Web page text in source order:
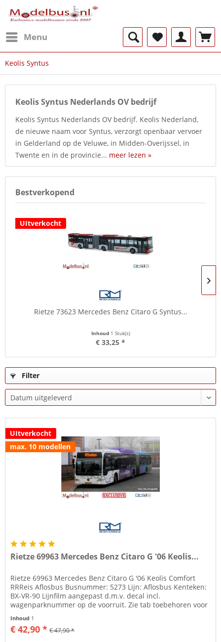
Menu
Keolis Syntus
Keolis Syntus Nederlands OV bedrijf
Keolis Syntus Nederlands OV bedrijf. Keolis Nederland,
de nieuwe naam voor Syntus, verzorgt openbaar vervoer
in Gelderland op de Veluwe, in Midden-Overijssel, in
Twente en in de provincie... meer lezen »
Bestverkopend
UItverkocht
Rietze 73623 Mercedes Benz Citaro G Syntus...
Inhoud 1 Stuk(s)
€ 33,25 *
Filter
UItverkocht
max. 10 modellen
Rietze 69963 Mercedes Benz Citaro G '06 Keolis...
Rietze 69963 Mercedes Benz Citaro G '06 Keolis Comfort
RRReis Aflosbus Busnummer: 5273 Lijn: Aflosbus Kenteken:
BX-VR-90 Lijnfilm aangepast d.m.v. decal incl.
wagenparknummer op de voorruit. Zie tab toebehoren voor
Inhoud 1
€ 42,90 * € 47,90 *